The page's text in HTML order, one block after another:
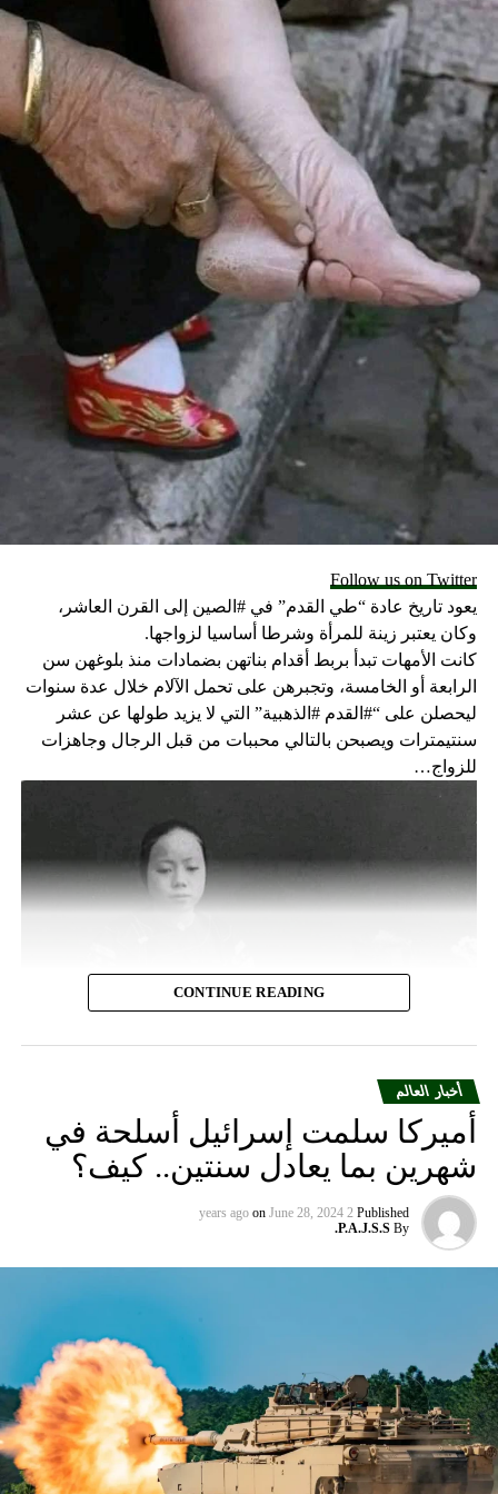
RELATED TOPICS:
مستشفى أوتيل ديو هذا ما قاله البطريرك الراعي
DON'T MISS
الراحة الدائمة أعطه يا رب ونورك الأزلي فليضيء له
Follow us on Twitter
يعود تاريخ عادة “طي القدم” في #الصين إلى القرن العاشر،
وكان يعتبر زينة للمرأة وشرطا أساسيا لزواجها.
كانت الأمهات تبدأ بربط أقدام بناتهن بضمادات منذ بلوغهن سن
الرابعة أو الخامسة، وتجبرهن على تحمل الآلام خلال عدة سنوات
ليحصلن على “#القدم #الذهبية” التي لا يزيد طولها عن عشر
سنتيمترات ويصبحن بالتالي محببات من قبل الرجال وجاهزات
للزواج…
CONTINUE READING
أخبار العالم
أميركا سلمت إسرائيل أسلحة في
شهرين بما يعادل سنتين.. كيف؟
Published
2 years ago
on June 28, 2024
By
P.A.J.S.S.